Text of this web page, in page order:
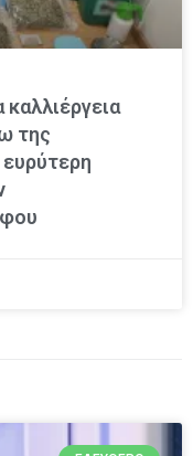
της